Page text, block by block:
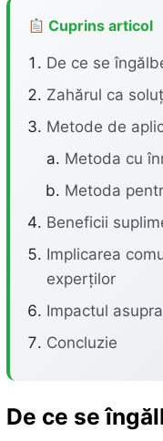
Cuprins articol
De ce se
Zahărul ca
Metode de
Metoda cu
Metoda
Beneficii
Implicarea
experților
Impactul
Concluzie
De ce se